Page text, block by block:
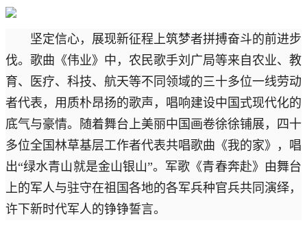
坚定信心，展现新征程上筑梦者拼搏奋斗的前进步
伐。歌曲《伟业》中，农民歌手刘广局等来自农业、教
育、医疗、科技、航天等不同领域的三十多位一线劳动
者代表，用质朴昂扬的歌声，唱响建设中国式现代化的
底气与豪情。随着舞台上美丽中国画卷徐徐铺展，四十
多位全国林草基层工作者代表共唱歌曲《我的家》，唱
出“绿水青山就是金山银山”。军歌《青春奔赴》由舞台
上的军人与驻守在祖国各地的各军兵种官兵共同演绎，
许下新时代军人的铮铮誓言。